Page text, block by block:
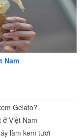
Nam
Gelato?
Việt Nam
làm kem tươi